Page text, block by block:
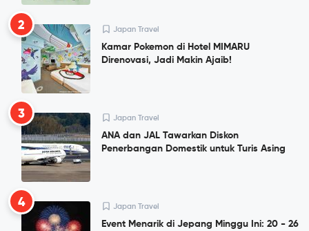
2 Japan Travel
Kamar Pokemon di Hotel MIMARU
Direnovasi, Jadi Makin Ajaib!
3 Japan Travel
ANA dan JAL Tawarkan Diskon
Penerbangan Domestik untuk Turis Asing
4 Japan Travel
Event Menarik di Jepang Minggu Ini: 20 - 26